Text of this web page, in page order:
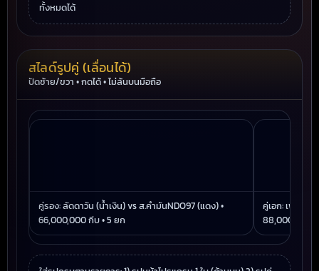
ทั้งหมดได้
สไลด์รูปคู่ (เลื่อนได้)
ปัดซ้าย/ขวา • กดได้ • ไม่ล้นบนมือถือ
คู่รอง: ลัดดาวัน (น้ำเงิน) vs ส.คำมันNDO97 (แดง) •
66,000,000 กีบ • 5 ยก
คู่เอก: เพชรบั
88,000,000